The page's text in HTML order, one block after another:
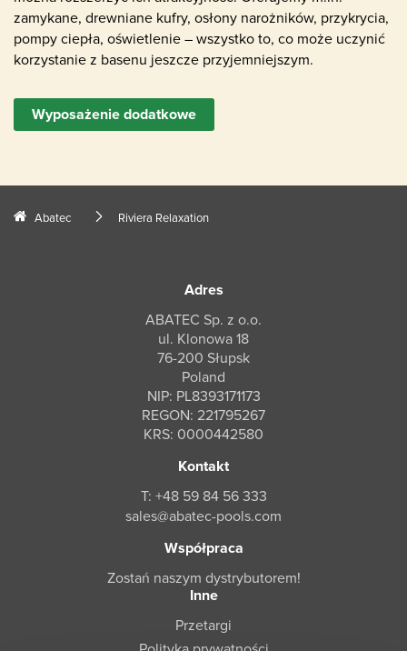
zamykane, drewniane kufry, osłony narożników, przykrycia,
pompy ciepła, oświetlenie – wszystko to, co może uczynić
korzystanie z basenu jeszcze przyjemniejszym.
Wyposażenie dodatkowe
Abatec Riviera Relaxation
Adres
ABATEC Sp. z o.o.
ul. Klonowa 18
76-200 Słupsk
Poland
NIP: PL8393171173
REGON: 221795267
KRS: 0000442580
Kontakt
T: +48 59 84 56 333
sales@abatec-pools.com
Współpraca
Zostań naszym dystrybutorem!
Inne
Przetargi